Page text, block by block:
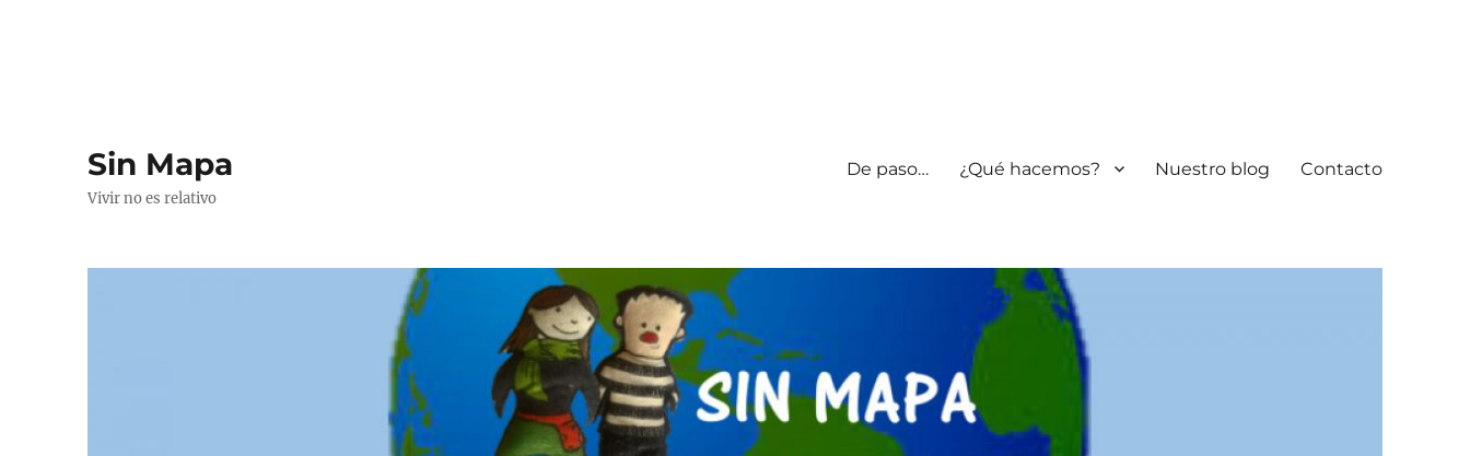
Sin Mapa
Vivir no es relativo
De paso… ¿Qué hacemos? Nuestro blog Contacto